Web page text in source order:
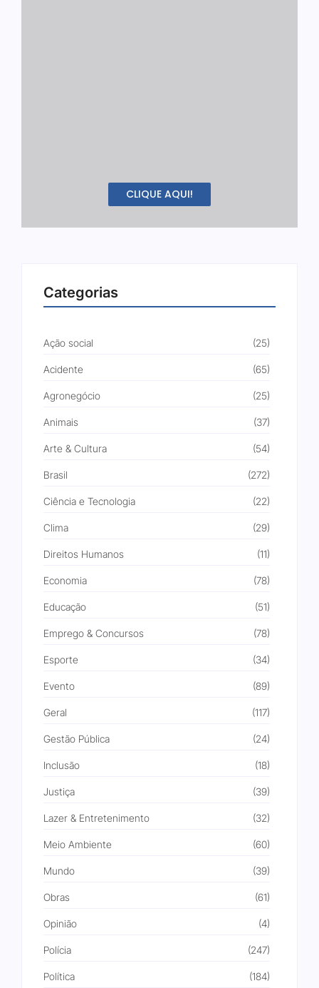
CLIQUE AQUI!
Categorias
Ação social (25)
Acidente (65)
Agronegócio (25)
Animais (37)
Arte & Cultura (54)
Brasil (272)
Ciência e Tecnologia (22)
Clima (29)
Direitos Humanos (11)
Economia (78)
Educação (51)
Emprego & Concursos (78)
Esporte (34)
Evento (89)
Geral (117)
Gestão Pública (24)
Inclusão (18)
Justiça (39)
Lazer & Entretenimento (32)
Meio Ambiente (60)
Mundo (39)
Obras (61)
Opinião (4)
Polícia (247)
Política (184)